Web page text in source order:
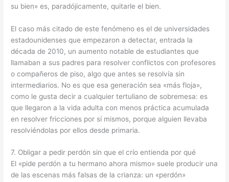
su bien» es, paradójicamente, quitarle el bien.
El caso más citado de este fenómeno es el de universidades
estadounidenses que empezaron a detectar, entrada la
década de 2010, un aumento notable de estudiantes que
llamaban a sus padres para resolver conflictos con profesores
o compañeros de piso, algo que antes se resolvía sin
intermediarios. No es que esa generación sea «más floja»,
como le gusta decir a cualquier tertuliano de sobremesa: es
que llegaron a la vida adulta con menos práctica acumulada
en resolver fricciones por sí mismos, porque alguien llevaba
resolviéndolas por ellos desde primaria.
7. Obligar a pedir perdón sin que el crío entienda por qué
El «pide perdón a tu hermano ahora mismo» suele producir una
de las escenas más falsas de la crianza: un «perdón»